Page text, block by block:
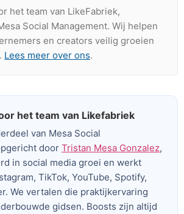
het team van LikeFabriek,
Social Management. Wij helpen
en creators veilig groeien
Lees meer over ons.
het team van Likefabriek
van Mesa Social
door Tristan Mesa Gonzalez,
in social media groei en werkt
TikTok, YouTube, Spotify,
We vertalen die praktijkervaring
gidsen. Boosts zijn altijd